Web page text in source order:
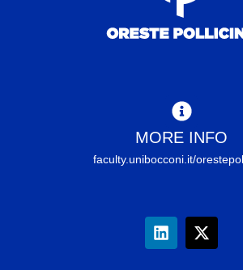
MORE INFO
faculty.unibocconi.it/